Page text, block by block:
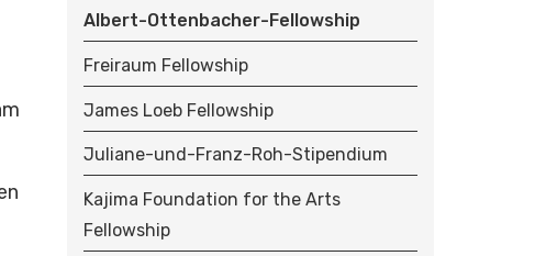
O
N
Albert-Ottenbacher-Fellowship
Freiraum Fellowship
James Loeb Fellowship
Juliane-und-Franz-Roh-Stipendium
Kajima Foundation for the Arts
Fellowship